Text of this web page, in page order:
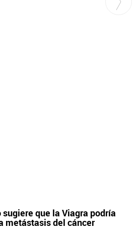
sugiere que la Viagra podría
metástasis del cáncer